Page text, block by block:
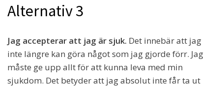
Alternativ 3
Jag accepterar att jag är sjuk. Det innebär att jag
inte längre kan göra något som jag gjorde förr. Jag
måste ge upp allt för att kunna leva med min
sjukdom. Det betyder att jag absolut inte får ta ut